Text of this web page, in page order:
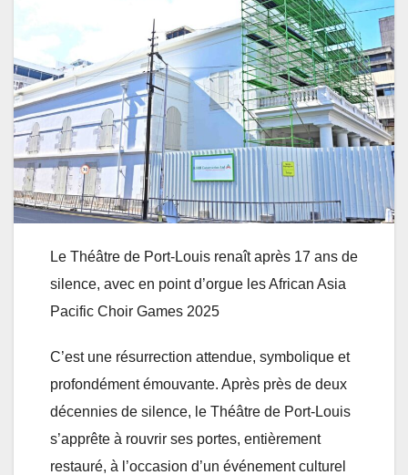
Le Théâtre de Port-Louis renaît après 17 ans de
silence, avec en point d’orgue les African Asia
Pacific Choir Games 2025
C’est une résurrection attendue, symbolique et
profondément émouvante. Après près de deux
décennies de silence, le Théâtre de Port-Louis
s’apprête à rouvrir ses portes, entièrement
restauré, à l’occasion d’un événement culturel